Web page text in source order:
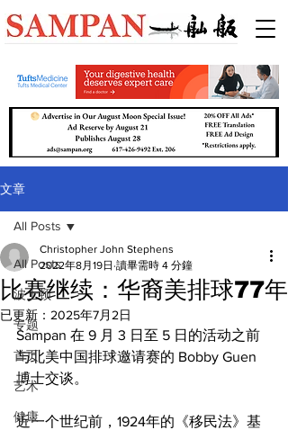
文章
All Posts
波士顿
专题
首页
艺术
健康
All Posts
比赛继续：华裔美排球77年
Christopher John Stephens
2022年8月19日 讀畢需時 4 分鐘
已更新： 2025年7月2日
Sampan 在 9 月 3 日至 5 日的活动之前
与北美中国排球邀请赛的 Bobby Guen
博士交谈。
近一个世纪前，1924年的《移民法》基